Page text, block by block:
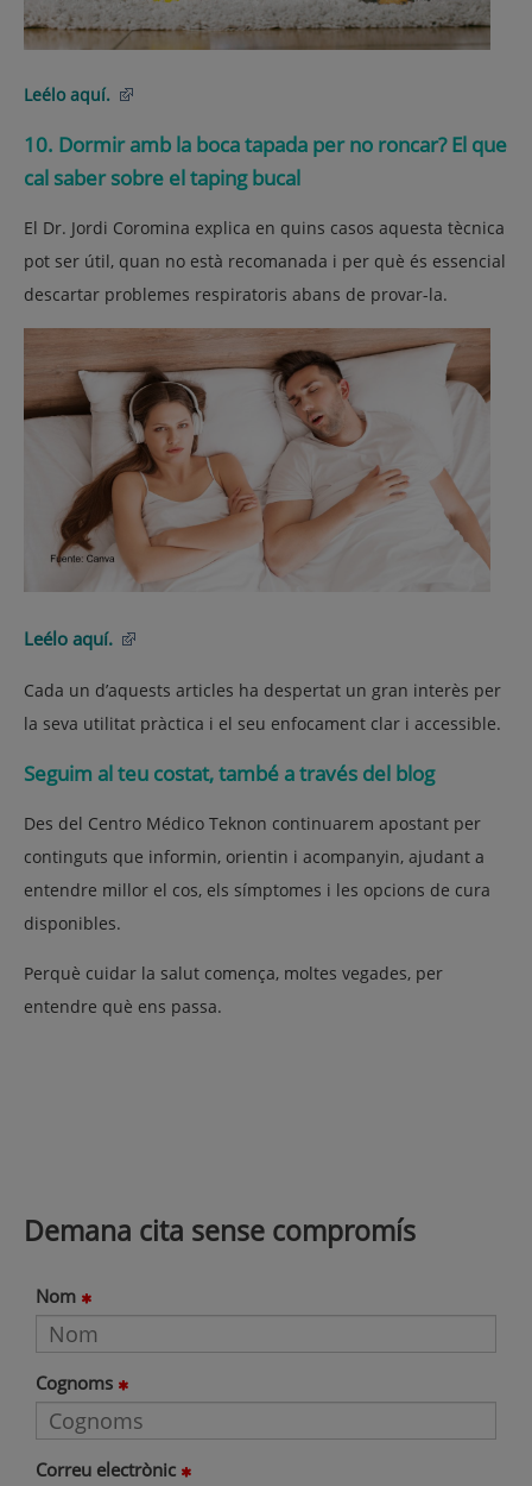
Leélo aquí.
10. Dormir amb la boca tapada per no roncar? El que
cal saber sobre el taping bucal
El Dr. Jordi Coromina explica en quins casos aquesta tècnica
pot ser útil, quan no està recomanada i per què és essencial
descartar problemes respiratoris abans de provar-la.
Leélo aquí.
Cada un d’aquests articles ha despertat un gran interès per
la seva utilitat pràctica i el seu enfocament clar i accessible.
Seguim al teu costat, també a través del blog
Des del Centro Médico Teknon continuarem apostant per
continguts que informin, orientin i acompanyin, ajudant a
entendre millor el cos, els símptomes i les opcions de cura
disponibles.
Perquè cuidar la salut comença, moltes vegades, per
entendre què ens passa.
Demana cita sense compromís
Nom
Cognoms
Correu electrònic